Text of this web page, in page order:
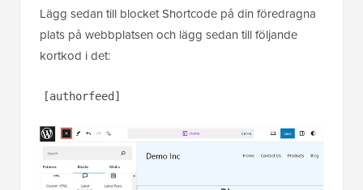
Lägg sedan till blocket Shortcode på din föredragna
plats på webbplatsen och lägg sedan till följande
kortkod i det:
[authorfeed]